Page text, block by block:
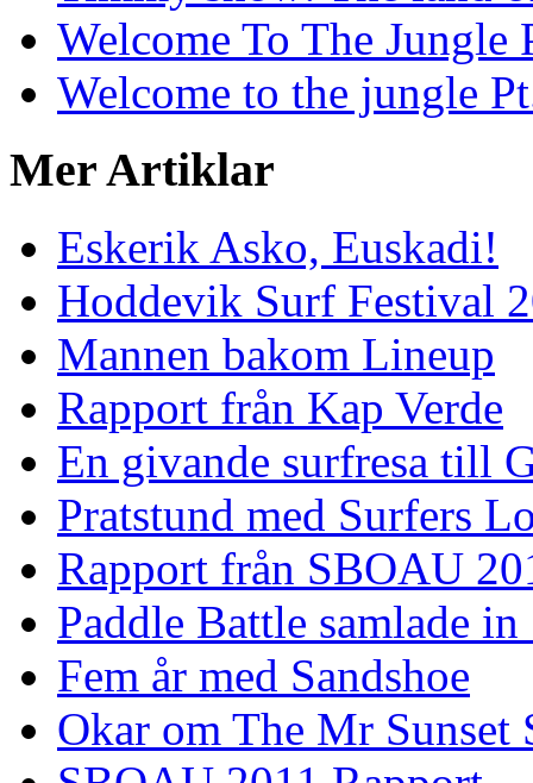
Welcome To The Jungle
Welcome to the jungle
Mer Artiklar
Eskerik Asko, Euskadi!
Hoddevik Surf Festival
Mannen bakom Lineup
Rapport från Kap Verde
En givande surfresa till
Pratstund med Surfers
Rapport från SBOAU
Paddle Battle samlade
Fem år med Sandshoe
Okar om The Mr Sunset